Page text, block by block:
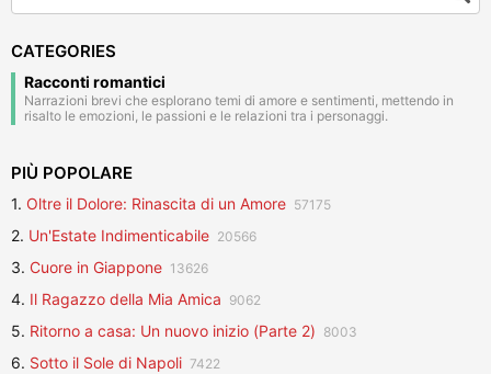
CATEGORIES
Racconti romantici
Narrazioni brevi che esplorano temi di amore e sentimenti, mettendo in
risalto le emozioni, le passioni e le relazioni tra i personaggi.
PIÙ POPOLARE
1. Oltre il Dolore: Rinascita di un Amore 57175
2. Un'Estate Indimenticabile 20566
3. Cuore in Giappone 13626
4. Il Ragazzo della Mia Amica 9062
5. Ritorno a casa: Un nuovo inizio (Parte 2) 8003
6. Sotto il Sole di Napoli 7422